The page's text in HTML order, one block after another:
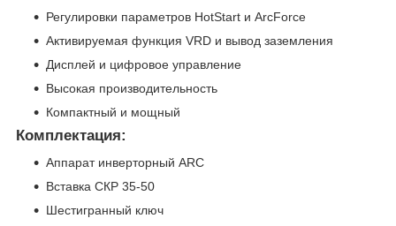
Регулировки параметров HotStart и ArcForce
Активируемая функция VRD и вывод заземления
Дисплей и цифровое управление
Высокая производительность
Компактный и мощный
Комплектация:
Аппарат инверторный ARC
Вставка СКР 35-50
Шестигранный ключ